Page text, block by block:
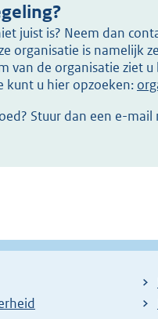
juist is? Neem dan
organisatie is namelijk
van de organisatie ziet
kunt u hier opzoeken:
Stuur dan een e-mail